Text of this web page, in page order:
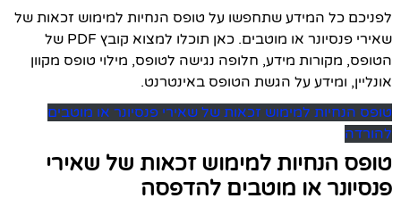
לפניכם כל המידע שתחפשו על טופס הנחיות למימוש זכאות של
שאירי פנסיונר או מוטבים. כאן תוכלו למצוא קובץ PDF של
הטופס, מקורות מידע, חלופה נגישה לטופס, מילוי טופס מקוון
אונליין, ומידע על הגשת הטופס באינטרנט.
טופס הנחיות למימוש זכאות של שאירי פנסיונר או מוטבים
להורדה
טופס הנחיות למימוש זכאות של שאירי
פנסיונר או מוטבים להדפסה